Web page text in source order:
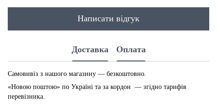
Написати відгук
Доставка Оплата
Самовивіз з нашого магазину — безкоштовно.
«Новою поштою» по Україні та за кордон — згідно тарифів
перевізника.